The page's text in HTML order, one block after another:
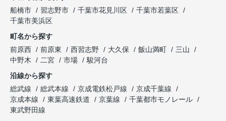
船橋市
習志野市 千葉市花見川区
千葉市若葉区
千葉市美浜区
町名から探す
前原西
前原東 西習志野 大久保 飯山満町
三山
中野木
二宮 市場
駿河台
沿線から探す
総武線
総武本線 京成電鉄松戸線
京成千葉線
京成本線
東葉高速鉄道 京葉線
千葉都市モノレール
東武野田線